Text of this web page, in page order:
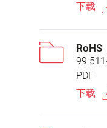
下载
RoHS
99
PDF
下载